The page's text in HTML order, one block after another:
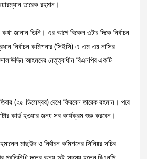
তারেক রহমান।
জানান তিনি। এর আগে বিকেল ৩টার দিকে নির্বাচন
নির্বাচন কমিশনার (সিইসি) এ এম এম নাসির
আহমদের নেতৃত্বাধীন বিএনপির একটি
(২৫ ডিসেম্বর) দেশে ফিরবেন তারেক রহমান। পরে
কার্ড হওয়ার জন্য সব কার্যক্রম শুরু করবেন।
মাছউদ ও নির্বাচন কমিশনের সিনিয়র সচিব